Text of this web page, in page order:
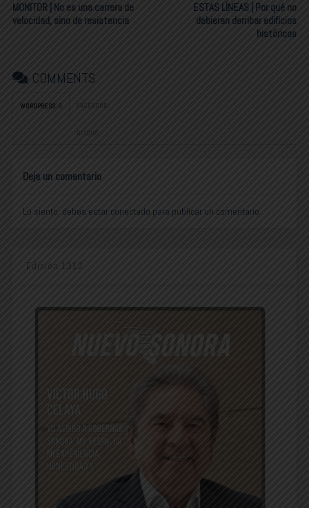
MONITOR | No es una carrera de
velocidad, sino de resistencia
ESTAS LÍNEAS | Por qué no
debieran derribar edificios
históricos
COMMENTS
WORDPRESS: 0 FACEBOOK:
DISQUS:
Deja un comentario
Lo siento, debes estar conectado para publicar un comentario.
Edición 1312